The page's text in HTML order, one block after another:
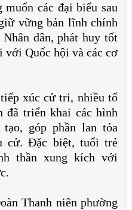
các đại biểu sau
vững bản lĩnh chính
dân, phát huy tốt
Quốc hội và các cơ
xúc cử tri, nhiều tổ
đã triển khai các hình
góp phần lan tỏa
cử. Đặc biệt, tuổi trẻ
thần xung kích với
Thanh niên phường